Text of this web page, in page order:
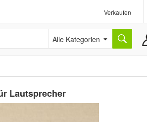
Verkaufen
Alle Kategorien
Lautsprecher